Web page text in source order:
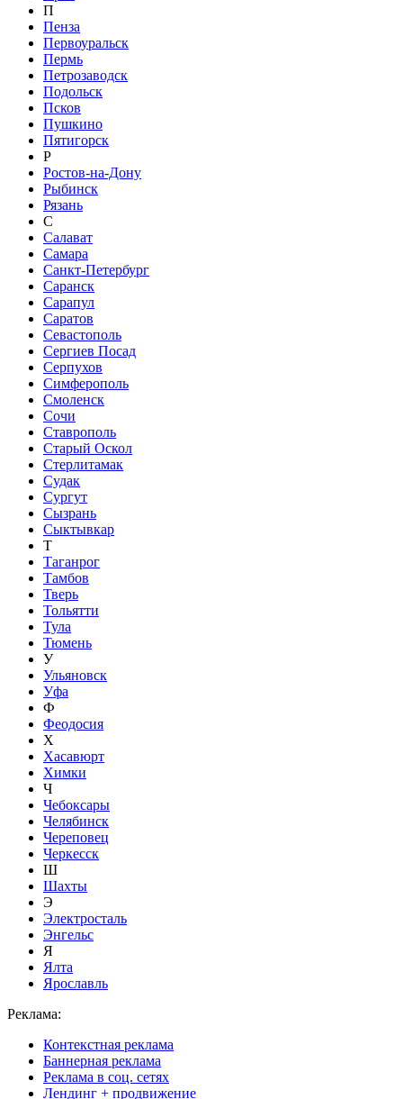
П
Пенза
Первоуральск
Пермь
Петрозаводск
Подольск
Псков
Пушкино
Пятигорск
Р
Ростов-на-Дону
Рыбинск
Рязань
С
Салават
Самара
Санкт-Петербург
Саранск
Сарапул
Саратов
Севастополь
Сергиев Посад
Серпухов
Симферополь
Смоленск
Сочи
Ставрополь
Старый Оскол
Стерлитамак
Судак
Сургут
Сызрань
Сыктывкар
Т
Таганрог
Тамбов
Тверь
Тольятти
Тула
Тюмень
У
Ульяновск
Уфа
Ф
Феодосия
Х
Хасавюрт
Химки
Ч
Чебоксары
Челябинск
Череповец
Черкесск
Ш
Шахты
Э
Электросталь
Энгельс
Я
Ялта
Ярославль
Реклама:
Контекстная реклама
Баннерная реклама
Реклама в соц. сетях
Лендинг + продвижение